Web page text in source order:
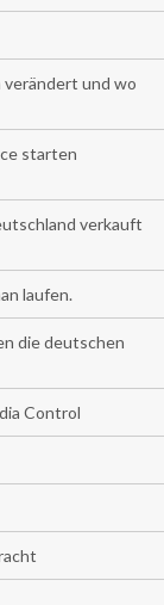
verändert und wo
starten
verkauft
laufen.
die deutschen
Control